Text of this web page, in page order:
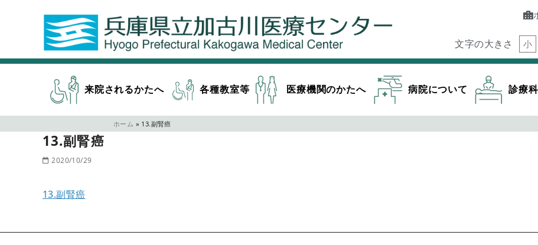
文字の大きさ 小
来院されるかたへ 各種教室等 医療機関のかたへ 病院について 診療
ホーム » 13.副腎癌
13.副腎癌
2020/10/29
13.副腎癌